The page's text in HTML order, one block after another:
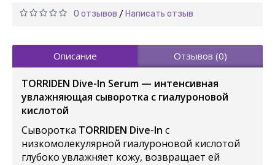
0 отзывов / Написать отзыв
Описание Отзывов (0)
TORRIDEN Dive-In Serum — интенсивная
увлажняющая сыворотка с гиалуроновой
кислотой
Сыворотка TORRIDEN Dive-In с
низкомолекулярной гиалуроновой кислотой
глубоко увлажняет кожу, возвращает ей